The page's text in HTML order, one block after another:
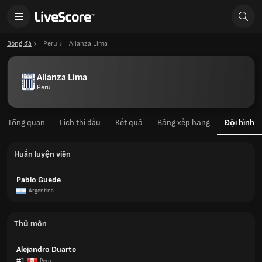
Bóng đá Peru Alianza Lima
Alianza Lima
Peru
Tổng quan Lịch thi đấu Kết quả Bảng xếp hạng Đội hình
Huấn luyện viên
Pablo Guede
Argentina
Thủ môn
Alejandro Duarte
Peru